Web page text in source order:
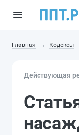
Главная Кодексы
Действующая